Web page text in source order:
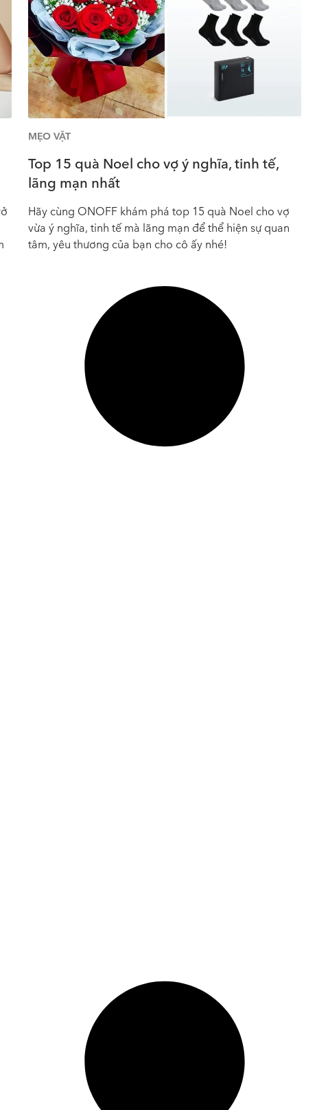
MẸO VẶT
Top 15 quà Noel cho vợ ý nghĩa, tinh tế,
lãng mạn nhất
Hãy cùng ONOFF khám phá top 15 quà Noel cho vợ
vừa ý nghĩa, tinh tế mà lãng mạn để thể hiện sự quan
tâm, yêu thương của bạn cho cô ấy nhé!